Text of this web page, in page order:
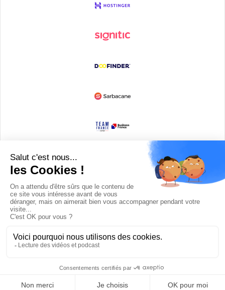
Devenir partenaire
© Copyright 2008 / 2026,DECODE MEDIA, The Innovation Media
Company.All Rights Reserved
TwitterRSS